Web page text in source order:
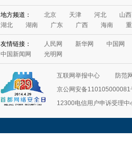
地方频道： 北京 天津 河北
山西
湖北
湖南 广东 广西 海南
友情链接： 人民网 新华网
中国网
中国新闻网
光明网
互联网举报中心
防范
京公网安备110105000081
12300电信用户申诉受理中